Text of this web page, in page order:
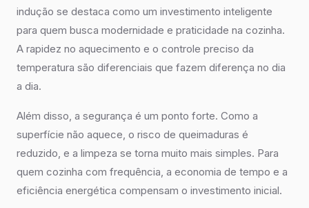
indução se destaca como um investimento inteligente
para quem busca modernidade e praticidade na cozinha.
A rapidez no aquecimento e o controle preciso da
temperatura são diferenciais que fazem diferença no dia
a dia.
Além disso, a segurança é um ponto forte. Como a
superfície não aquece, o risco de queimaduras é
reduzido, e a limpeza se torna muito mais simples. Para
quem cozinha com frequência, a economia de tempo e a
eficiência energética compensam o investimento inicial.